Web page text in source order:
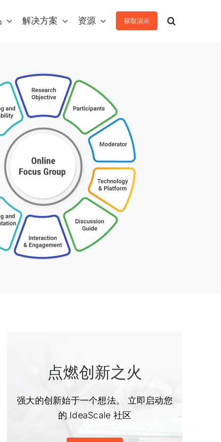
解决方案 资源 获取演示
点燃创新之火
强大的创新始于一个想法。 立即启动您
的 IdeaScale 社区